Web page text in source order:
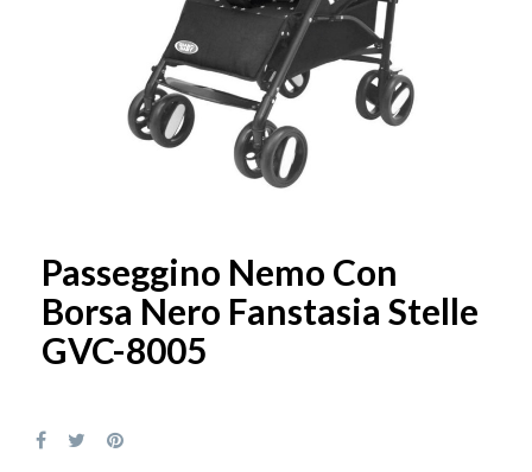
Passeggino Nemo Con
Borsa Nero Fanstasia Stelle
GVC-8005